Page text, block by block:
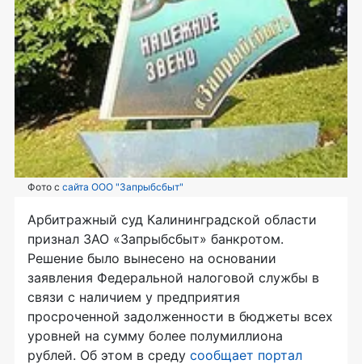
Фото с сайта ООО "Запрыбсбыт"
Арбитражный суд Калининградской области
признал ЗАО «Запрыбсбыт» банкротом.
Решение было вынесено на основании
заявления Федеральной налоговой службы в
связи с наличием у предприятия
просроченной задолженности в бюджеты всех
уровней на сумму более полумиллиона
рублей. Об этом в среду сообщает портал